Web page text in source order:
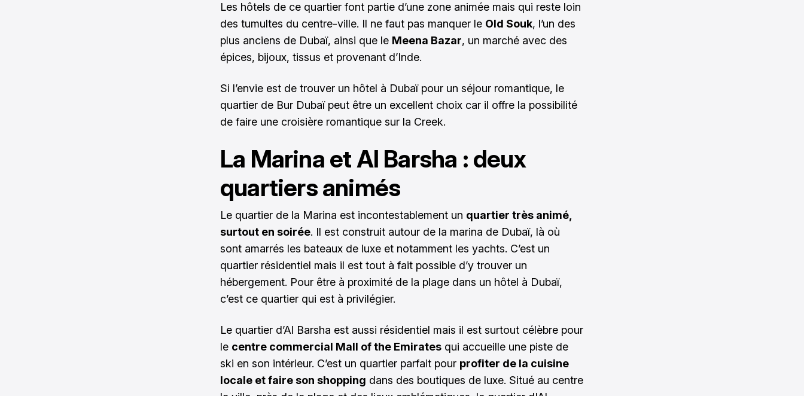
Les hôtels de ce quartier font partie d’une zone animée mais qui reste loin
des tumultes du centre-ville. Il ne faut pas manquer le Old Souk, l’un des
plus anciens de Dubaï, ainsi que le Meena Bazar, un marché avec des
épices, bijoux, tissus et provenant d’Inde.
Si l’envie est de trouver un hôtel à Dubaï pour un séjour romantique, le
quartier de Bur Dubaï peut être un excellent choix car il offre la possibilité
de faire une croisière romantique sur la Creek.
La Marina et Al Barsha : deux
quartiers animés
Le quartier de la Marina est incontestablement un quartier très animé,
surtout en soirée. Il est construit autour de la marina de Dubaï, là où
sont amarrés les bateaux de luxe et notamment les yachts. C’est un
quartier résidentiel mais il est tout à fait possible d’y trouver un
hébergement. Pour être à proximité de la plage dans un hôtel à Dubaï,
c’est ce quartier qui est à privilégier.
Le quartier d’Al Barsha est aussi résidentiel mais il est surtout célèbre pour
le centre commercial Mall of the Emirates qui accueille une piste de
ski en son intérieur. C’est un quartier parfait pour profiter de la cuisine
locale et faire son shopping dans des boutiques de luxe. Situé au centre